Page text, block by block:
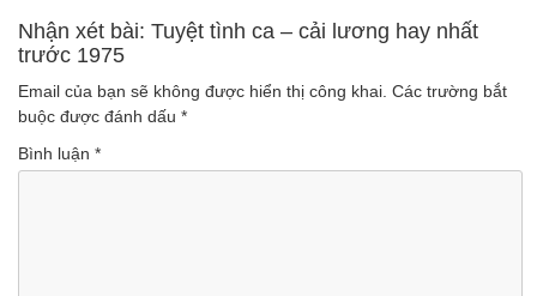
(Lượt nghe: 622)
lương NSUT Thanh Ngân hay nhất
(Lượt nghe: 606)
Nhận xét bài: Tuyệt tình ca – cải lương hay nhất
trước 1975
Email của bạn sẽ không được hiển thị công khai. Các trường bắt
buộc được đánh dấu *
Bình luận *